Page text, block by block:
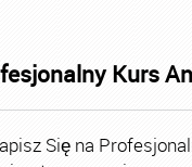
Animatora Czasu
Kurs
Się na